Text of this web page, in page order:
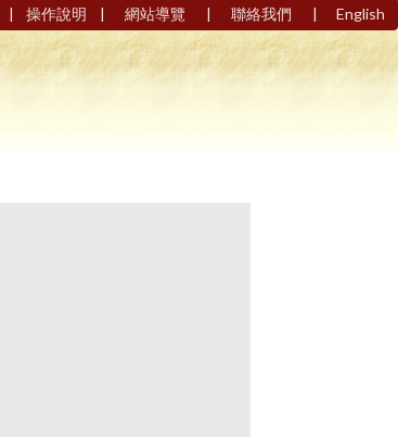
| 操作說明 | 網站導覽 | 聯絡我們 | English